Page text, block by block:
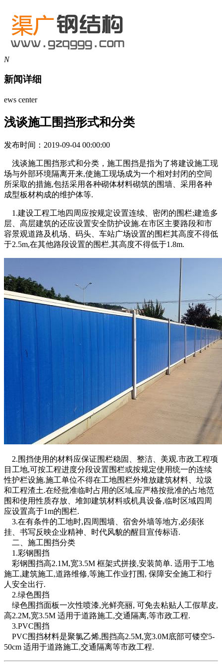
N
新闻详细
ews center
浅谈施工围挡形式和分类
发布时间：2019-09-04 00:00:00
浅谈施工围挡形式和分类，施工围挡是指为了将建设施工现
场与外部环境隔离开来,使施工现场成为一个相对封闭的空间
所采取的措施,包括采用各种砌体材料砌筑的围墙、采用各种
成型板材构成的维护体等.
1.建设工程工地四周应按规定设置连续、密闭的围栏;建造多
层、高层建筑的还应设置安全防护设施.在市区主要路段和市
容景观道路及机场、码头、车站广场设置的围栏其高度不得低
于2.5m,在其他路段设置的围栏,其高度不得低于1.8m.
2.围挡使用的材料应保证围栏稳固、整洁、美观.市政工程项
目工地,可按工程进度分段设置围栏或按规定使用统一的连续
性护栏设施.施工单位不得在工地围栏外堆放建筑材料、垃圾
和工程渣土.在经批准临时占用的区域,应严格按批准的占地范
围和使用性质存放、堆卸建筑材料或机具设备,临时区域四周
应设置高于1m的围栏.
3.在有条件的工地时,四周围墙、宿舍外墙等地方,必须张
挂、书写反映企业精神、时代风貌的醒目宣传标语.
二、施工围挡分类
1.彩钢围挡
彩钢围挡高2.1M,宽3.5M 框架式拼接,安装简单. 适用于工地
施工,建筑施工,道路维修,等施工作业打围, 保障安全施工和行
人安全出行.
2.绿色围挡
绿色围挡面板一次性喷漆,光鲜亮丽, 可免去粘贴人工假草皮,
高2.2M,宽3.5M 适用于道路施工,交通隔离,等市政工程.
3.PVC围挡
PVC围挡材料是聚氯乙烯,围挡高2.5M,宽3.0M底部可镂空5-
50cm 适用于道路施工,交通隔离等市政工程.